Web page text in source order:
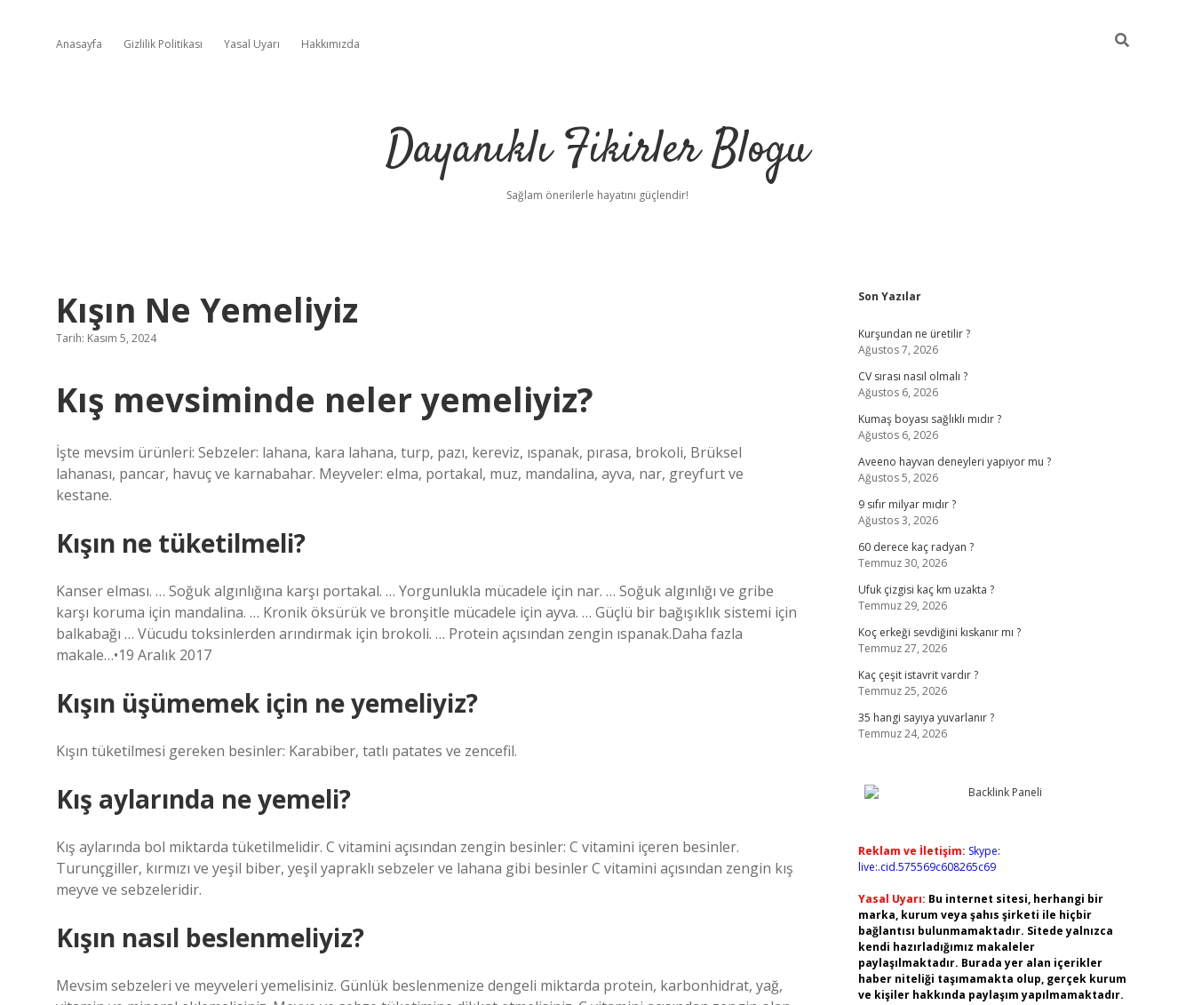
Anasayfa Gizlilik Politikası Yasal Uyarı Hakkımızda
Dayanıklı Fikirler Blogu
Sağlam önerilerle hayatını güçlendir!
Kışın Ne Yemeliyiz
Tarih: Kasım 5, 2024
Kış mevsiminde neler yemeliyiz?
İşte mevsim ürünleri: Sebzeler: lahana, kara lahana, turp, pazı, kereviz, ıspanak, pırasa, brokoli, Brüksel
lahanası, pancar, havuç ve karnabahar. Meyveler: elma, portakal, muz, mandalina, ayva, nar, greyfurt ve
kestane.
Kışın ne tüketilmeli?
Kanser elması. … Soğuk algınlığına karşı portakal. … Yorgunlukla mücadele için nar. … Soğuk algınlığı ve gribe
karşı koruma için mandalina. … Kronik öksürük ve bronşitle mücadele için ayva. … Güçlü bir bağışıklık sistemi için
balkabağı … Vücudu toksinlerden arındırmak için brokoli. … Protein açısından zengin ıspanak.Daha fazla
makale…•19 Aralık 2017
Kışın üşümemek için ne yemeliyiz?
Kışın tüketilmesi gereken besinler: Karabiber, tatlı patates ve zencefil.
Kış aylarında ne yemeli?
Kış aylarında bol miktarda tüketilmelidir. C vitamini açısından zengin besinler: C vitamini içeren besinler.
Turunçgiller, kırmızı ve yeşil biber, yeşil yapraklı sebzeler ve lahana gibi besinler C vitamini açısından zengin kış
meyve ve sebzeleridir.
Kışın nasıl beslenmeliyiz?
Mevsim sebzeleri ve meyveleri yemelisiniz. Günlük beslenmenize dengeli miktarda protein, karbonhidrat, yağ,
Sidebar
Son Yazılar
Kurşundan ne üretilir ?
Ağustos 7, 2026
CV sırası nasıl olmalı ?
Ağustos 6, 2026
Kumaş boyası sağlıklı mıdır ?
Ağustos 6, 2026
Aveeno hayvan deneyleri yapıyor mu ?
Ağustos 5, 2026
9 sıfır milyar mıdır ?
Ağustos 3, 2026
60 derece kaç radyan ?
Temmuz 30, 2026
Ufuk çizgisi kaç km uzakta ?
Temmuz 29, 2026
Koç erkeği sevdiğini kıskanır mı ?
Temmuz 27, 2026
Kaç çeşit istavrit vardır ?
Temmuz 25, 2026
35 hangi sayıya yuvarlanır ?
Temmuz 24, 2026
Reklam ve İletişim: Skype:
live:.cid.575569c608265c69
Yasal Uyarı: Bu internet sitesi, herhangi bir
marka, kurum veya şahıs şirketi ile hiçbir
bağlantısı bulunmamaktadır. Sitede yalnızca
kendi hazırladığımız makaleler
paylaşılmaktadır. Burada yer alan içerikler
haber niteliği taşımamakta olup, gerçek kurum
ve kişiler hakkında paylaşım yapılmamaktadır.